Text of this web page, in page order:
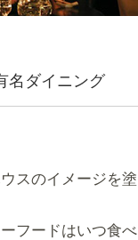
名ダイニング
スのイメージを塗
フードはいつ食べ